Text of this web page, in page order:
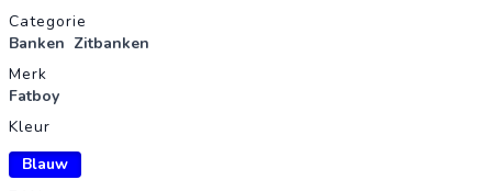
Productgegevens
Categorie
Banken Zitbanken
Merk
Fatboy
Kleur
Blauw